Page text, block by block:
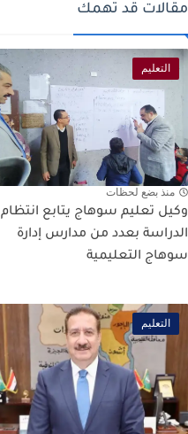
مقالات قد تهمك
التعليم
منذ بضع لحظات
وكيل تعليم سوهاج يتابع انتظام
الدراسة بعدد من مدارس إدارة
سوهاج التعليمية
التعليم